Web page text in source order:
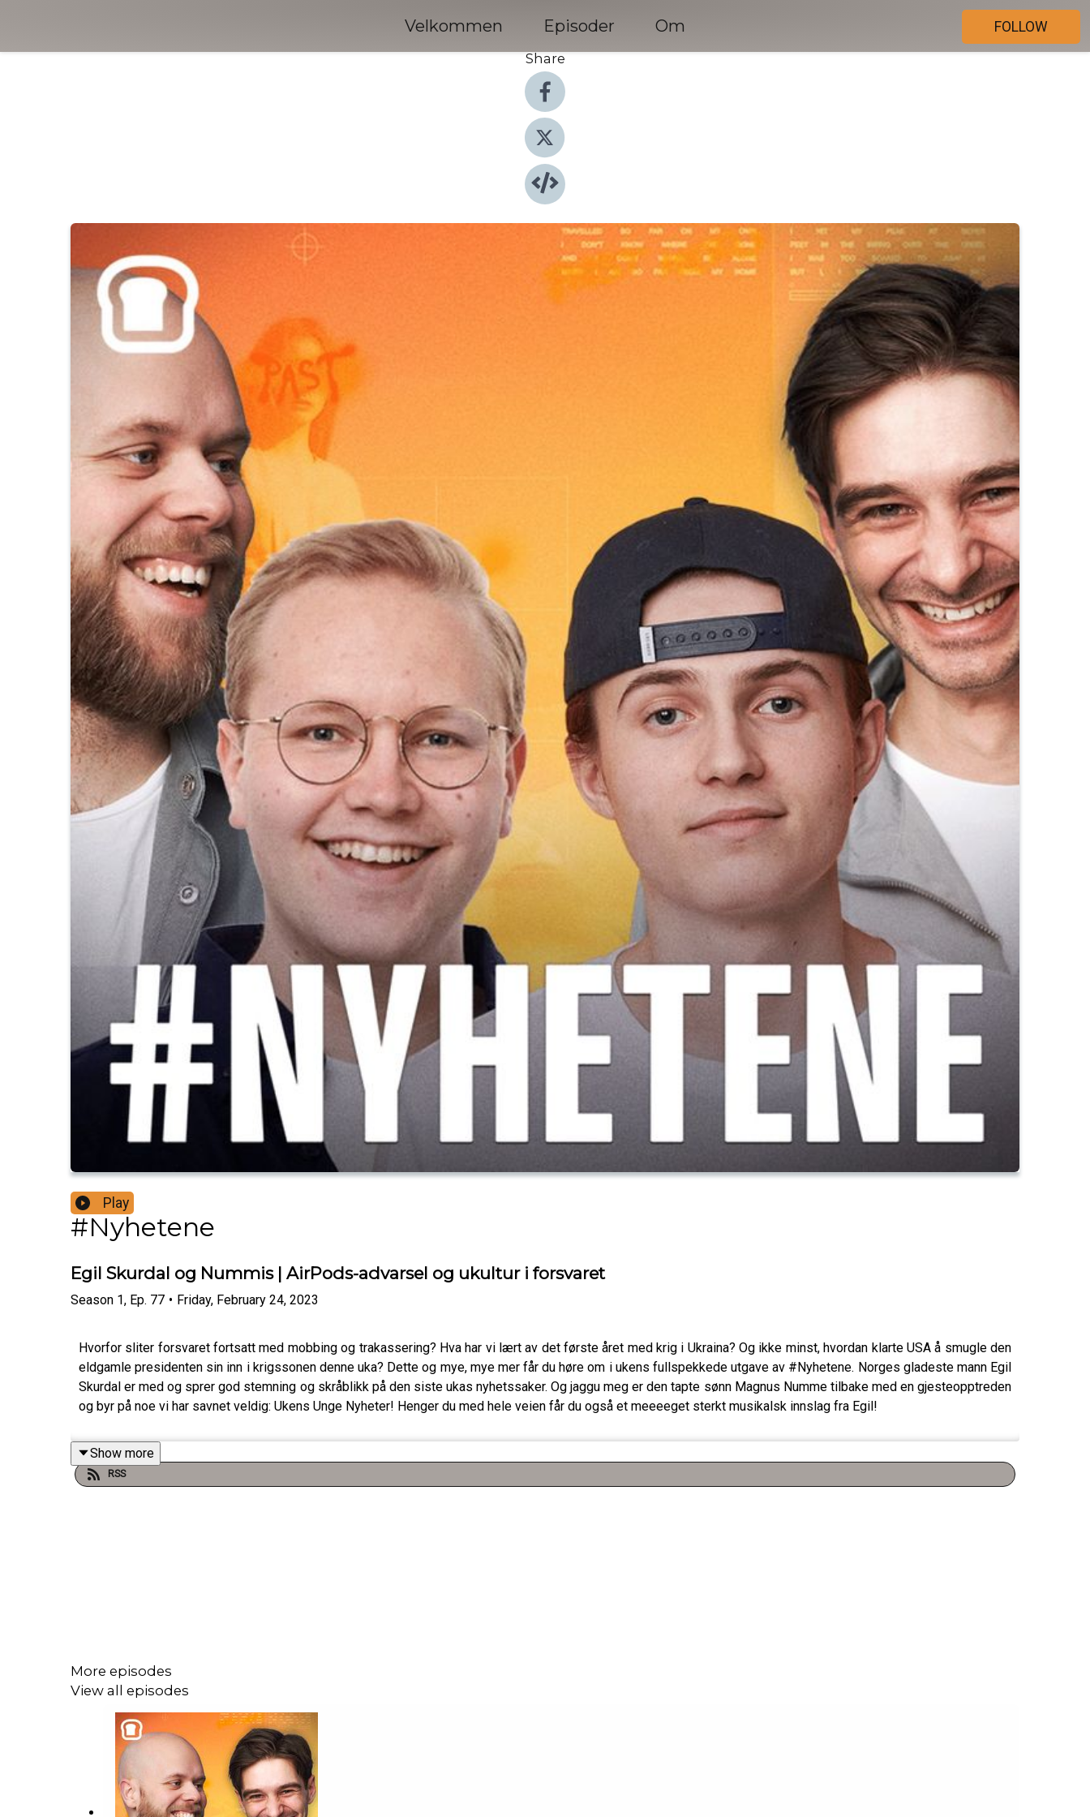
Velkommen Episoder Om
FOLLOW
Share
Play
#Nyhetene
Egil Skurdal og Nummis | AirPods-advarsel og ukultur i forsvaret
Season 1, Ep. 77 • Friday, February 24, 2023
Hvorfor sliter forsvaret fortsatt med mobbing og trakassering? Hva har vi lært av det første året med krig i Ukraina? Og ikke minst, hvordan klarte USA å smugle den
eldgamle presidenten sin inn i krigssonen denne uka? Dette og mye, mye mer får du høre om i ukens fullspekkede utgave av #Nyhetene. Norges gladeste mann Egil
Skurdal er med og sprer god stemning og skråblikk på den siste ukas nyhetssaker. Og jaggu meg er den tapte sønn Magnus Numme tilbake med en gjesteopptreden
og byr på noe vi har savnet veldig: Ukens Unge Nyheter! Henger du med hele veien får du også et meeeeget sterkt musikalsk innslag fra Egil!
Show more
RSS
More episodes
View all episodes